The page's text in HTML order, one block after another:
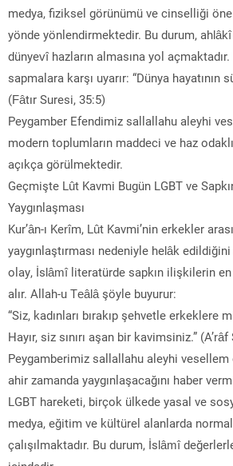
medya, fiziksel görünümü ve cinselliği
yönde yönlendirmektedir. Bu durum,
dünyevî hazların almasına yol açmaktadır.
sapmalara karşı uyarır: “Dünya hayatının
(Fâtır Suresi, 35:5)
Peygamber Efendimiz sallallahu aleyhi
modern toplumların maddeci ve haz
açıkça görülmektedir.
Geçmişte Lût Kavmi Bugün LGBT ve
Yaygınlaşması
Kur’ân-ı Kerîm, Lût Kavmi’nin erkekler
yaygınlaştırması nedeniyle helâk
olay, İslâmî literatürde sapkın ilişkilerin
alır. Allah-u Teâlâ şöyle buyurur:
“Siz, kadınları bırakıp şehvetle erkeklere
Hayır, siz sınırı aşan bir kavimsiniz.”
Peygamberimiz sallallahu aleyhi
ahir zamanda yaygınlaşacağını haber
LGBT hareketi, birçok ülkede yasal ve
medya, eğitim ve kültürel alanlarda
çalışılmaktadır. Bu durum, İslâmî